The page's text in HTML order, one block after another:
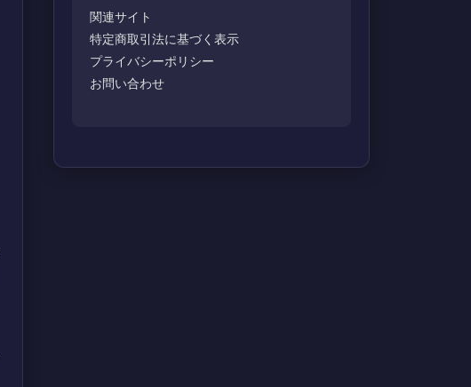
関連サイト
特定商取引法に基づく表示
プライバシーポリシー
お問い合わせ